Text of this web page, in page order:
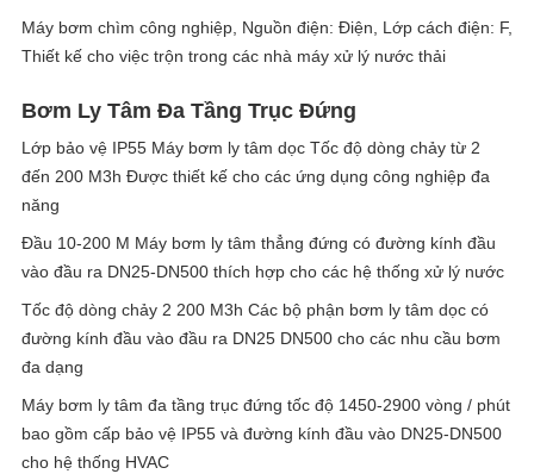
Máy bơm chìm công nghiệp, Nguồn điện: Điện, Lớp cách điện: F,
Thiết kế cho việc trộn trong các nhà máy xử lý nước thải
Bơm Ly Tâm Đa Tầng Trục Đứng
Lớp bảo vệ IP55 Máy bơm ly tâm dọc Tốc độ dòng chảy từ 2
đến 200 M3h Được thiết kế cho các ứng dụng công nghiệp đa
năng
Đầu 10-200 M Máy bơm ly tâm thẳng đứng có đường kính đầu
vào đầu ra DN25-DN500 thích hợp cho các hệ thống xử lý nước
Tốc độ dòng chảy 2 200 M3h Các bộ phận bơm ly tâm dọc có
đường kính đầu vào đầu ra DN25 DN500 cho các nhu cầu bơm
đa dạng
Máy bơm ly tâm đa tầng trục đứng tốc độ 1450-2900 vòng / phút
bao gồm cấp bảo vệ IP55 và đường kính đầu vào DN25-DN500
cho hệ thống HVAC